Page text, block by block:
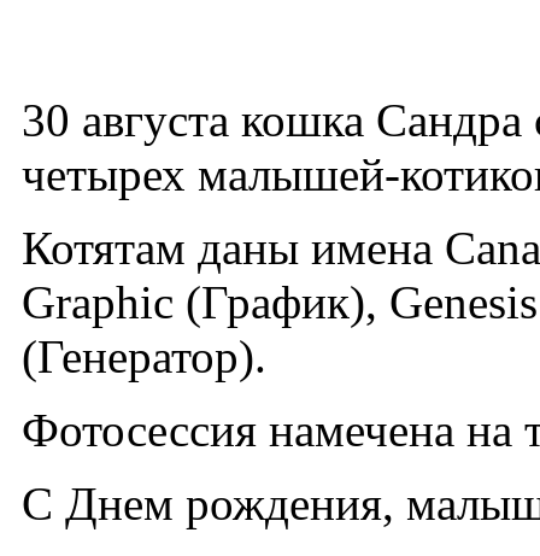
30 августа кошка Сандра
четырех малышей-
Котятам даны имена
Graphic (График),
(Генератор).
Фотосессия намечена на
С Днем рождения,